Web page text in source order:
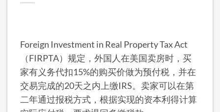
​Foreign Investment in Real Property Tax Act
（FIRPTA）规定，外国人在美国卖房时，买
家有义务代扣15%的购买价做为预付税，并在
交易完成的20天之内上缴IRS。卖家可以在第
二年通过报税方式，根据实现的资本利得计算